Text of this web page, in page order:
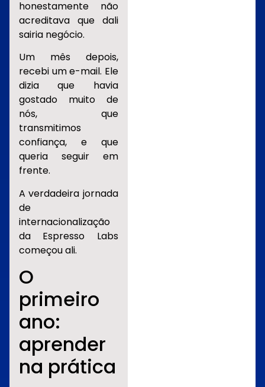
honestamente não
acreditava que dali
sairia negócio.
Um mês depois,
recebi um e-mail. Ele
dizia que havia
gostado muito de
nós, que
transmitimos
confiança, e que
queria seguir em
frente.
A verdadeira jornada
de
internacionalização
da Espresso Labs
começou ali.
O
primeiro
ano:
aprender
na prática